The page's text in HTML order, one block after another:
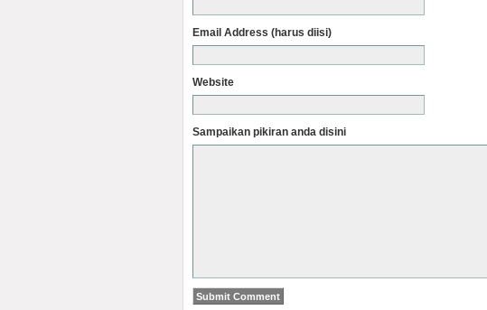
Email Address (harus diisi)
Website
Sampaikan pikiran anda disini